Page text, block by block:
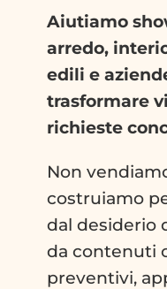
Aiutiamo
arredo,
edili e
trasformare
richieste
Non
costruiamo
dal desiderio
da contenuti
preventivi,